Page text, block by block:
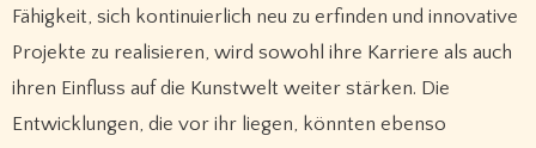
Fähigkeit, sich kontinuierlich neu zu erfinden und innovative
Projekte zu realisieren, wird sowohl ihre Karriere als auch
ihren Einfluss auf die Kunstwelt weiter stärken. Die
Entwicklungen, die vor ihr liegen, könnten ebenso